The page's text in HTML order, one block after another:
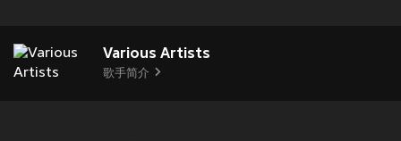
Various Artists
歌手简介